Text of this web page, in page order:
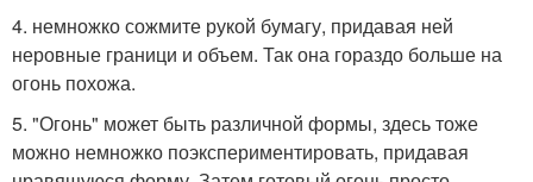
4. немножко сожмите рукой бумагу, придавая ней
неровные граници и объем. Так она гораздо больше на
огонь похожа.
5. "Огонь" может быть различной формы, здесь тоже
можно немножко поэкспериментировать, придавая